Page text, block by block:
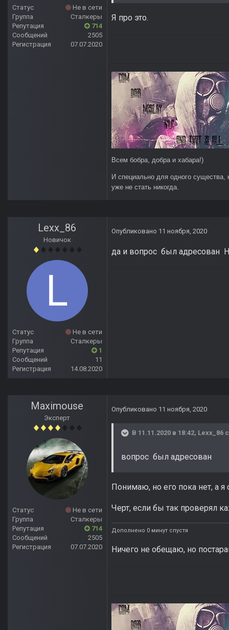
Статус
Не в сети
Группа
Сталкеры
Репутация
714
Сообщений
2505
Регистрация
07.07.2020
Я про это.
Всем бобра, добра и хабара!)
И специально для одного
уже не стать никогда.
Lexx_86
Новичок
Статус
Не в сети
Группа
Сталкеры
Репутация
1
Сообщений
11
Регистрация
14.08.2020
Опубликовано 11 ноября, 2020
да и вопрос был адресован
Maximouse
Эксперт
Статус
Не в сети
Группа
Сталкеры
Репутация
714
Сообщений
2505
Регистрация
07.07.2020
Опубликовано 11 ноября, 2020
В 11.11.2020 в 18:42, Lexx_86
вопрос был адресован
Понимаю, но его пока нет, а
Черт, если бы так проверял
Дополнено 0 минут спустя
Ничего не обещаю, но